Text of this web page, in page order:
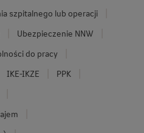
szpitalnego lub operacji
Ubezpieczenie NNW
do pracy
IKE-IKZE
PPK